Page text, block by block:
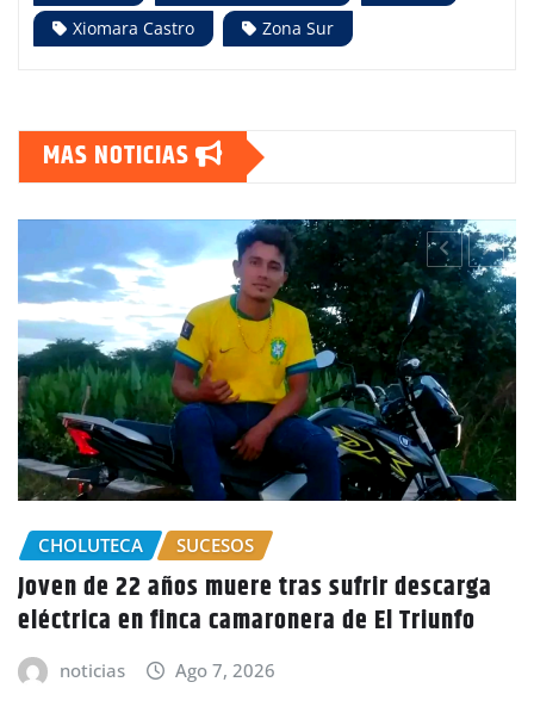
Xiomara Castro
Zona Sur
MAS NOTICIAS
GOBIERNO HONDURAS NACIONALES
CIDH escucha denuncias por uso de
políticos y debilidad de la